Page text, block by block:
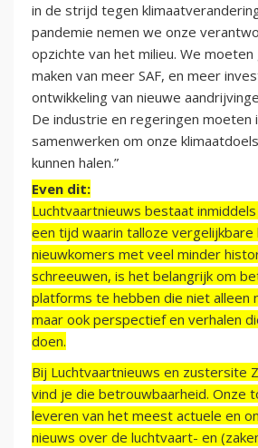
in de strijd tegen
pandemie nemen we onze
opzichte van het milieu. We moeten
maken van meer SAF, en meer
ontwikkeling van nieuwe
De industrie en regeringen moeten
samenwerken om onze
kunnen halen.”
Even dit:
Luchtvaartnieuws bestaat
een tijd waarin talloze vergelijkbare
nieuwkomers met veel minder
schreeuwen, is het belangrijk om
platforms te hebben die niet alleen
maar ook perspectief en verhalen
doen.
Bij Luchtvaartnieuws en zustersite
vind je die betrouwbaarheid. Onze
leveren van het meest actuele en
nieuws over de luchtvaart- en